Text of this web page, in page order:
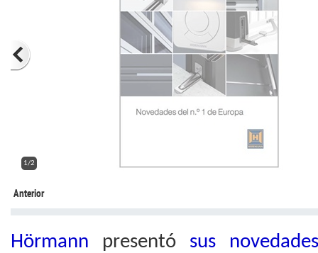
1/2
Anterior
Hörmann presentó sus